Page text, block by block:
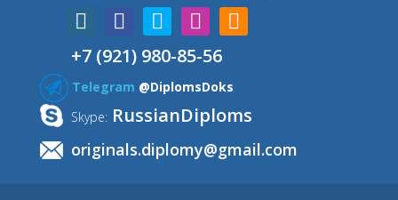
+7 (921) 980-85-56
Telegram @DiplomsDoks
Skype: RussianDiploms
originals.diplomy@gmail.com